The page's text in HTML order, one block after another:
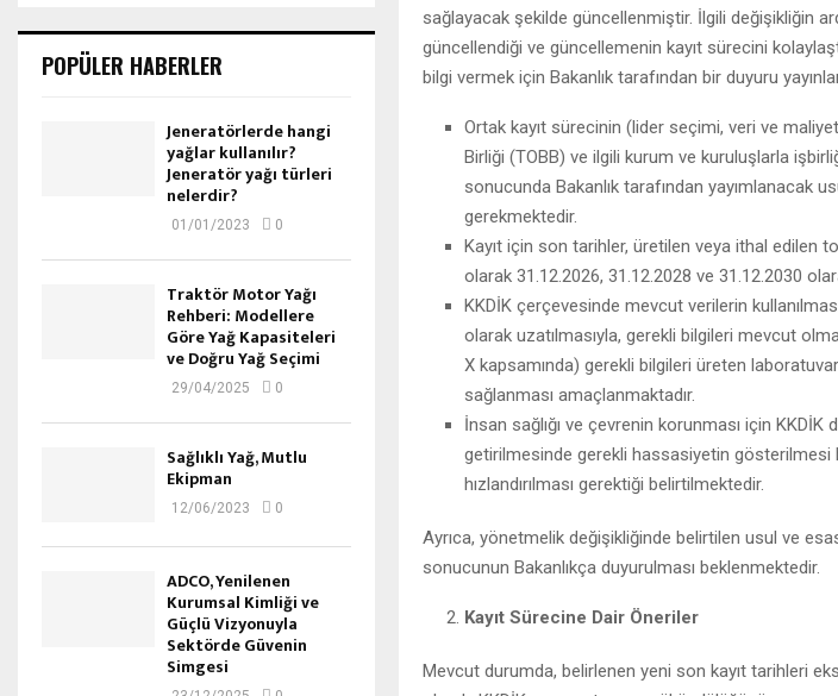
sağlayacak şekilde güncellenmiştir. İlgili değişikliğin
güncellendiği ve güncellemenin kayıt sürecini
bilgi vermek için Bakanlık tarafından bir duyuru
Ortak kayıt sürecinin (lider seçimi, veri ve
Birliği (TOBB) ve ilgili kurum ve kuruluşlarla
sonucunda Bakanlık tarafından yayımlanacak
gerekmektedir.
Kayıt için son tarihler, üretilen veya ithal edilen
olarak 31.12.2026, 31.12.2028 ve 31.12.2030
KKDİK çerçevesinde mevcut verilerin
olarak uzatılmasıyla, gerekli bilgileri mevcut
X kapsamında) gerekli bilgileri üreten
sağlanması amaçlanmaktadır.
İnsan sağlığı ve çevrenin korunması için
getirilmesinde gerekli hassasiyetin gösterilmesi
hızlandırılması gerektiği belirtilmektedir.
Ayrıca, yönetmelik değişikliğinde belirtilen usul ve
sonucunun Bakanlıkça duyurulması beklenmektedir.
Kayıt Sürecine Dair Öneriler
Mevcut durumda, belirlenen yeni son kayıt tarihleri
POPÜLER HABERLER
Jeneratörlerde hangi
yağlar kullanılır?
Jeneratör yağı türleri
nelerdir?
01/01/2023 0
Traktör Motor Yağı
Rehberi: Modellere
Göre Yağ Kapasiteleri
ve Doğru Yağ Seçimi
29/04/2025 0
Sağlıklı Yağ, Mutlu
Ekipman
12/06/2023 0
ADCO, Yenilenen
Kurumsal Kimliği ve
Güçlü Vizyonuyla
Sektörde Güvenin
Simgesi